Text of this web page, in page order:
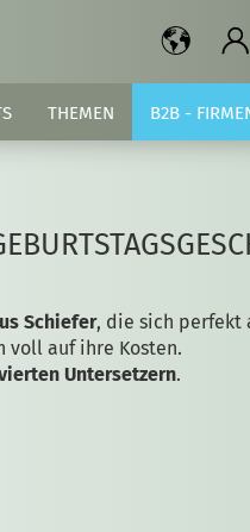
THEMEN B2B -
Schiefer, die sich perfekt
voll auf ihre Kosten.
Untersetzern.